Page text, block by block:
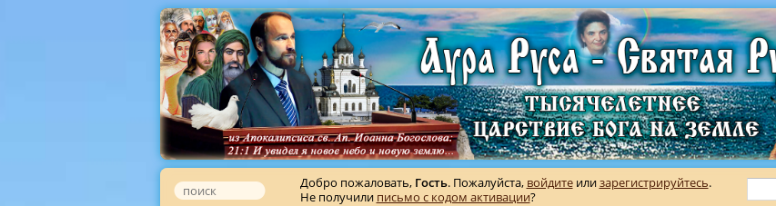
Добро пожаловать, Гость. Пожалуйста, войдитеилизарегистрируйтесь.
Не получили письмо с кодом активации?